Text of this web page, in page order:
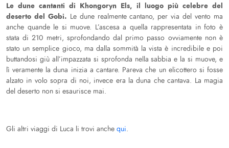
Le dune cantanti di Khongoryn Els, il luogo più celebre del
deserto del Gobi. Le dune realmente cantano, per via del vento ma
anche quande le si muove. L’ascesa a quella rappresentata in foto è
stata di 210 metri, sprofondando dal primo passo ovviamente non è
stato un semplice gioco, ma dalla sommità la vista è incredibile e poi
buttandosi giù all’impazzata si sprofonda nella sabbia e la si muove, e
lì veramente la duna inizia a cantare. Pareva che un elicottero si fosse
alzato in volo sopra di noi, invece era la duna che cantava. La magia
del deserto non si esaurisce mai.
Gli altri viaggi di Luca li trovi anche qui.